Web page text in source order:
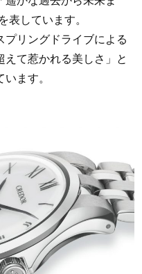
表しています。
リングドライブによる
て惹かれる美しさ」と
ます。